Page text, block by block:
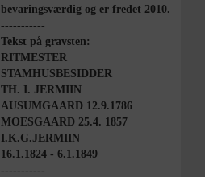
bevaringsværdig og er fredet 2010.
-----------
Tekst på gravsten:
RITMESTER
STAMHUSBESIDDER
TH. I. JERMIIN
AUSUMGAARD 12.9.1786
MOESGAARD 25.4. 1857
I.K.G.JERMIIN
16.1.1824 - 6.1.1849
-----------